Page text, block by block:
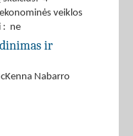
veiklos
: ne
ir
Nabarro